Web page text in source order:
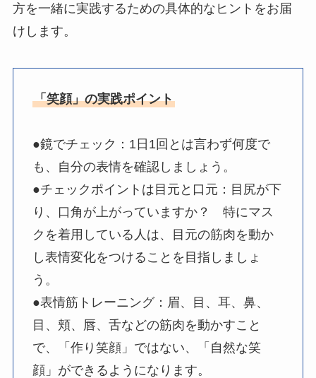
方を一緒に実践するための具体的なヒントをお届
けします。
「笑顔」の実践ポイント
●鏡でチェック：1日1回とは言わず何度で
も、自分の表情を確認しましょう。
●チェックポイントは目元と口元：目尻が下
り、口角が上がっていますか？ 特にマス
クを着用している人は、目元の筋肉を動か
し表情変化をつけることを目指しましょ
う。
●表情筋トレーニング：眉、目、耳、鼻、
目、頬、唇、舌などの筋肉を動かすこと
で、「作り笑顔」ではない、「自然な笑
顔」ができるようになります。